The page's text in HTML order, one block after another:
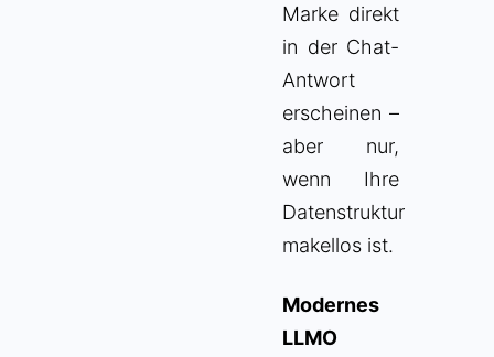
Marke direkt
in der Chat-
Antwort
erscheinen –
aber nur,
wenn Ihre
Datenstruktur
makellos ist.
Modernes
LLMO